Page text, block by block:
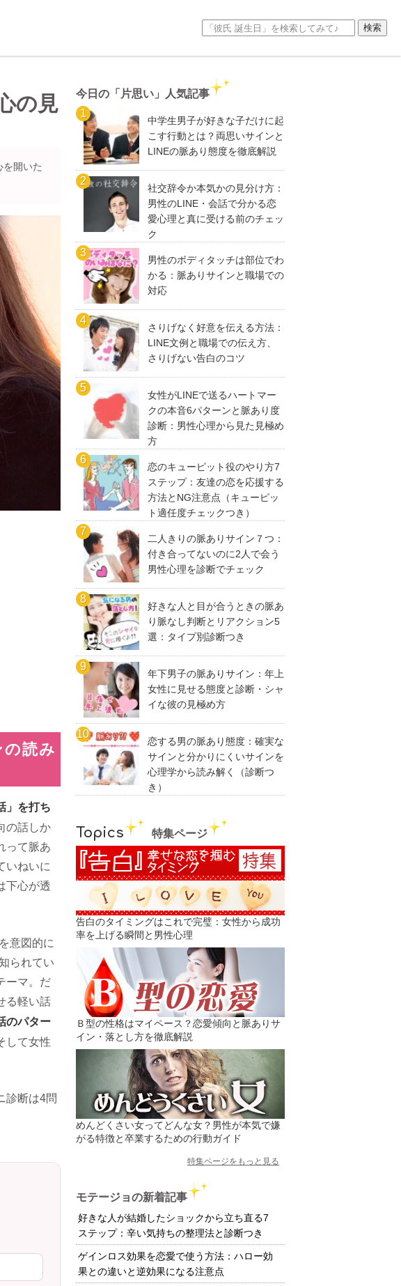
の見
開いた
読み
」を打ち
の話しか
って脈あ
いねいに
下心が透
意図的に
られてい
ーマ。だ
る軽い話
のパター
して女性
診断は4問
今日の「片思い」人気記事
中学生男子が好きな子だけに起
こす行動とは？両思いサインと
LINEの脈あり態度を徹底解説
社交辞令か本気かの見分け方：
男性のLINE・会話で分かる恋
愛心理と真に受ける前のチェッ
ク
男性のボディタッチは部位でわ
かる：脈ありサインと職場での
対応
さりげなく好意を伝える方法：
LINE文例と職場での伝え方、
さりげない告白のコツ
女性がLINEで送るハートマー
クの本音6パターンと脈あり度
診断：男性心理から見た見極め
方
恋のキューピット役のやり方7
ステップ：友達の恋を応援する
方法とNG注意点（キューピッ
ト適任度チェックつき）
二人きりの脈ありサイン７つ：
付き合ってないのに2人で会う
男性心理を診断でチェック
好きな人と目が合うときの脈あ
り脈なし判断とリアクション5
選：タイプ別診断つき
年下男子の脈ありサイン：年上
女性に見せる態度と診断・シャ
イな彼の見極め方
恋する男の脈あり態度：確実な
サインと分かりにくいサインを
心理学から読み解く（診断つ
き）
Topics 特集ページ
告白のタイミングはこれで完璧：女性から成功
率を上げる瞬間と男性心理
Ｂ型の性格はマイペース？恋愛傾向と脈ありサ
イン・落とし方を徹底解説
めんどくさい女ってどんな女？男性が本気で嫌
がる特徴と卒業するための行動ガイド
特集ページをもっと見る
モテージョの新着記事
好きな人が結婚したショックから立ち直る7
ステップ：辛い気持ちの整理法と診断つき
ゲインロス効果を恋愛で使う方法：ハロー効
果との違いと逆効果になる注意点